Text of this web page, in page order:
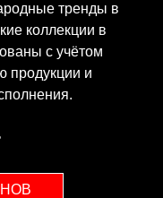
тренды в
коллекции в
с учётом
продукции и